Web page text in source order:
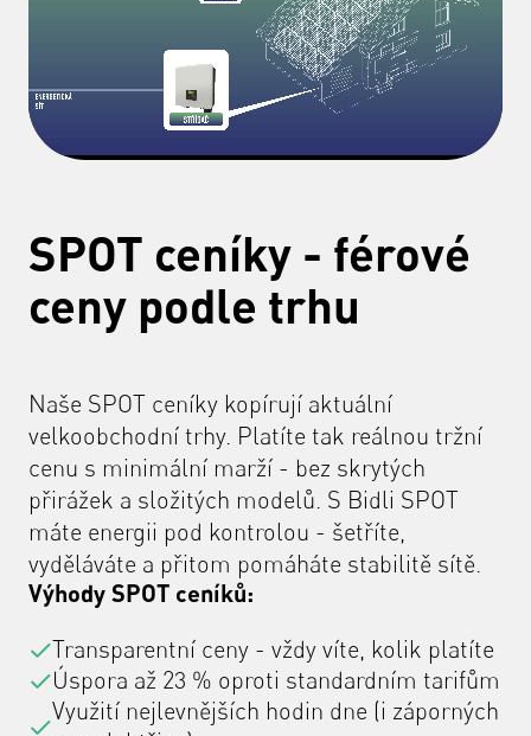
SPOT ceníky - férové
ceny podle trhu
Naše SPOT ceníky kopírují aktuální
velkoobchodní trhy. Platíte tak reálnou tržní
cenu s minimální marží - bez skrytých
přirážek a složitých modelů. S Bidli SPOT
máte energii pod kontrolou - šetříte,
vyděláváte a přitom pomáháte stabilitě sítě.
Výhody SPOT ceníků:
Transparentní ceny - vždy víte, kolik platíte
Úspora až 23 % oproti standardním tarifům
Využití nejlevnějších hodin dne (i záporných